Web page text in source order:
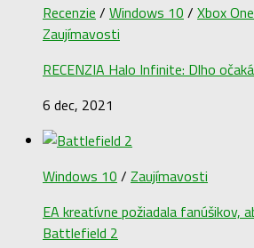
Recenzie / Windows 10 / Xbox
Zaujímavosti
RECENZIA Halo Infinite: Dlho
6 dec, 2021
Windows 10 / Zaujímavosti
EA kreatívne požiadala fanúšikov,
Battlefield 2